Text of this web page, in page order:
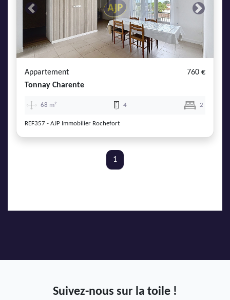
Previous Next
Appartement
760 €
Tonnay Charente
68 m² 4 2
REF357 - AJP Immobilier Rochefort
1
Suivez-nous sur la toile !